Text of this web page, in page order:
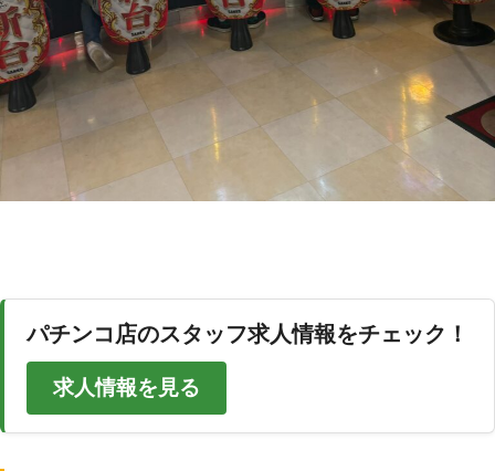
パチンコ店のスタッフ求人情報をチェック！
求人情報を見る